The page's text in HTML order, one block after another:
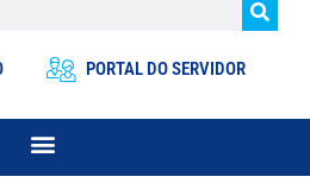
PORTAL DO SERVIDOR